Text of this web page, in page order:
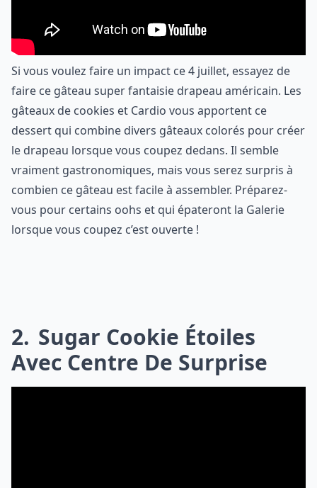
Si vous voulez faire un impact ce 4 juillet, essayez de
faire ce gâteau super fantaisie drapeau américain. Les
gâteaux de cookies et Cardio vous apportent ce
dessert qui combine divers gâteaux colorés pour créer
le drapeau lorsque vous coupez dedans. Il semble
vraiment gastronomiques, mais vous serez surpris à
combien ce gâteau est facile à assembler. Préparez-
vous pour certains oohs et qui épateront la Galerie
lorsque vous coupez c’est ouverte !
2 Sugar Cookie Étoiles
Avec Centre De Surprise